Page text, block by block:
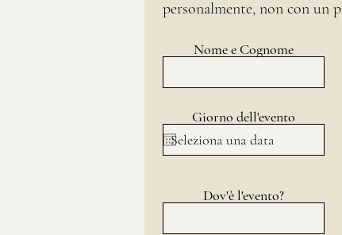
personalmente, non con un
Nome e Cognome
Giorno dell'evento
Dov'è l'evento?